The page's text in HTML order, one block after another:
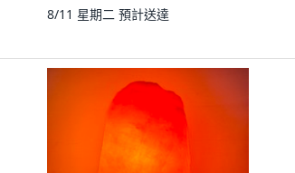
8/11 星期二 預計送達